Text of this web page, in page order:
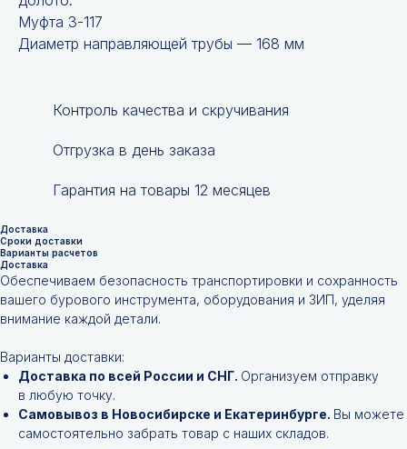
Муфта З-117
Диаметр направляющей трубы — 168 мм
Контроль качества и скручивания
Отгрузка в день заказа
Гарантия на товары 12 месяцев
Доставка
Сроки доставки
Варианты расчетов
Доставка
Обеспечиваем безопасность транспортировки и сохранность
вашего бурового инструмента, оборудования и ЗИП, уделяя
внимание каждой детали.
Варианты доставки:
Доставка по всей России и СНГ. Организуем отправку
в любую точку.
Самовывоз в Новосибирске и Екатеринбурге. Вы можете
самостоятельно забрать товар с наших складов.